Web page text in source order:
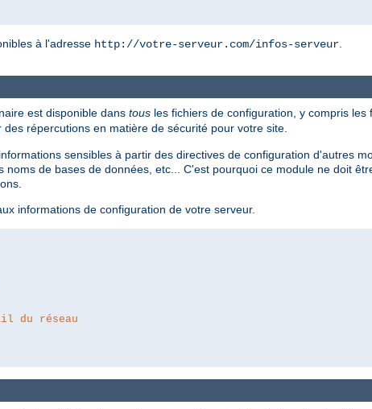
à l'adresse http://votre-serveur.com/infos-serveur.
est disponible dans tous les fichiers de configuration, y compris les
des répercutions en matière de sécurité pour votre site.
sensibles à partir des directives de configuration d'autres
de bases de données, etc... C'est pourquoi ce module ne doit
informations de configuration de votre serveur.
du réseau